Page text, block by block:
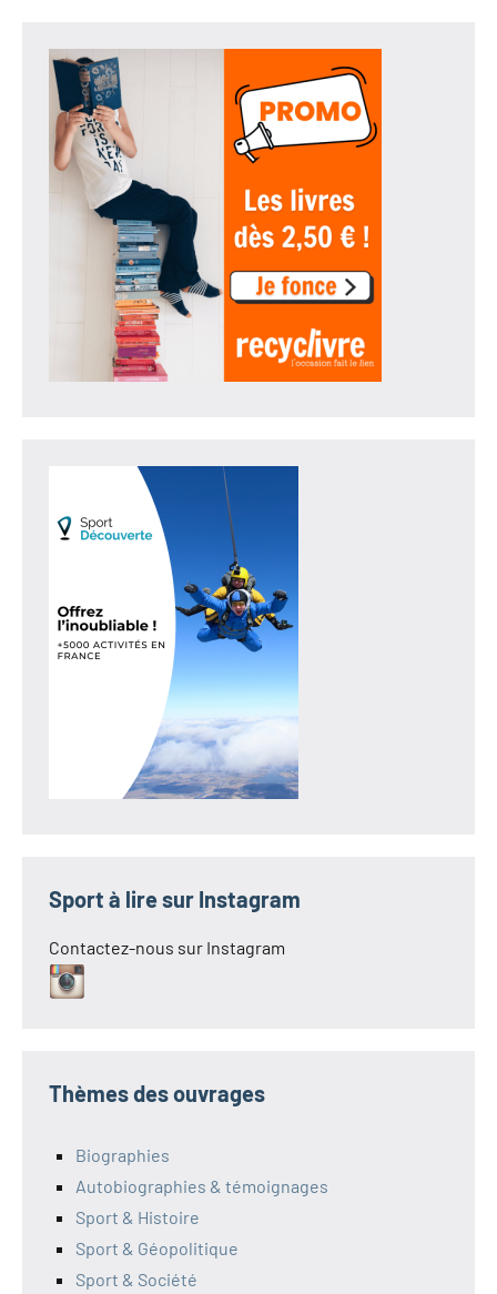
Sport à lire sur Instagram
Contactez-nous sur Instagram
Thèmes des ouvrages
Biographies
Autobiographies & témoignages
Sport & Histoire
Sport & Géopolitique
Sport & Société